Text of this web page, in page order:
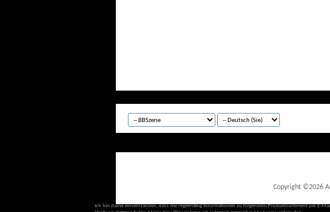
Copyright ©2026
Ich bin damit einverstanden, dass mir regelmäßig Informationen zu folgendem Produktsortiment per E-